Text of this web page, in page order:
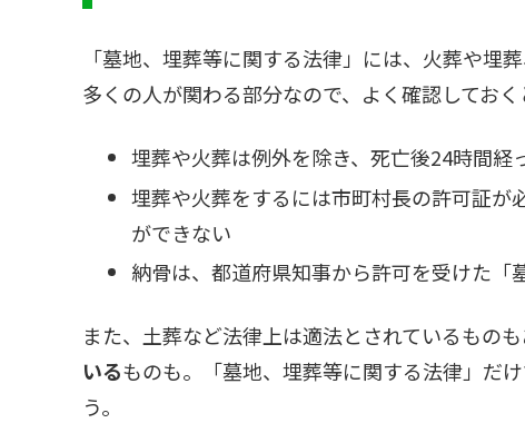
「墓地、埋葬等に関する法律」には、火葬や埋
多くの人が関わる部分なので、よく確認しておく
埋葬や火葬は例外を除き、死亡後24時間経
埋葬や火葬をするには市町村長の許可証が
ができない
納骨は、都道府県知事から許可を受けた「
また、土葬など法律上は適法とされているものも
いるものも。「墓地、埋葬等に関する法律」だ
う。